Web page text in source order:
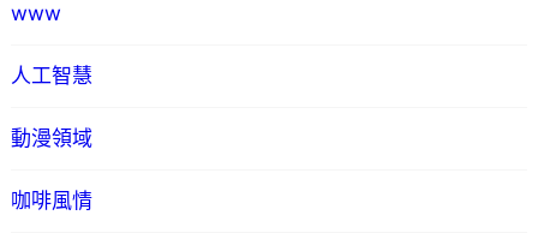
www
人工智慧
動漫領域
咖啡風情